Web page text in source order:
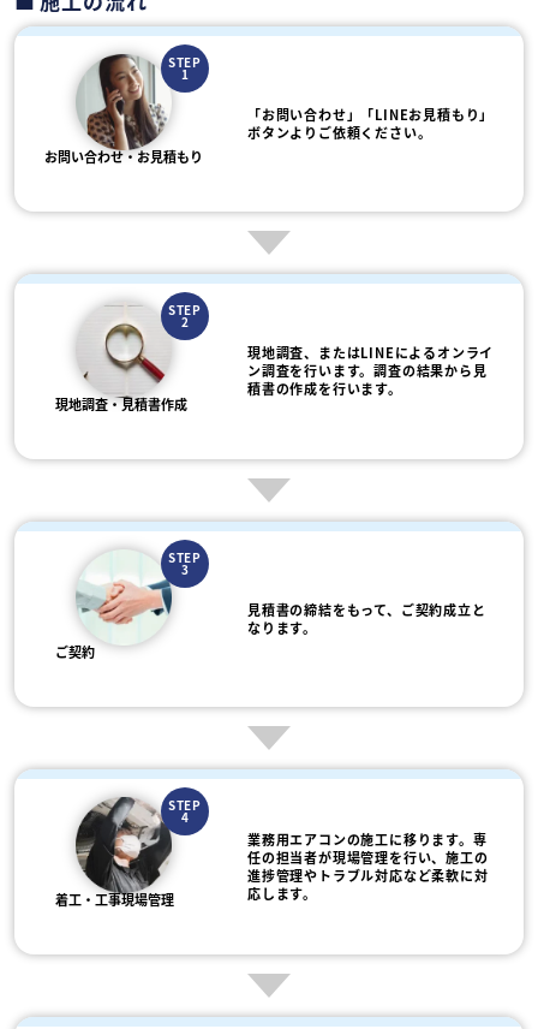
STEP
1
お問い合わせ・お見積もり
「お問い合わせ」「LINEお見積もり」
ボタンよりご依頼ください。
STEP
2
現地調査・見積書作成
現地調査、またはLINEによるオンライ
ン調査を行います。調査の結果から見
積書の作成を行います。
STEP
3
ご契約
見積書の締結をもって、ご契約成立と
なります。
STEP
4
着工・工事現場管理
業務用エアコンの施工に移ります。専
任の担当者が現場管理を行い、施工の
進捗管理やトラブル対応など柔軟に対
応します。